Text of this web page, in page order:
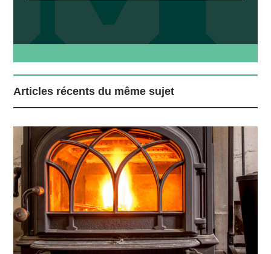
Articles récents du même sujet